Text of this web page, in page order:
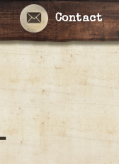
Contact